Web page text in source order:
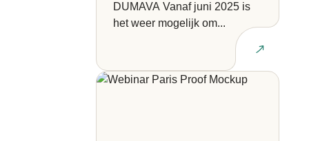
DUMAVA Vanaf juni 2025 is
het weer mogelijk om...
Lees artikel